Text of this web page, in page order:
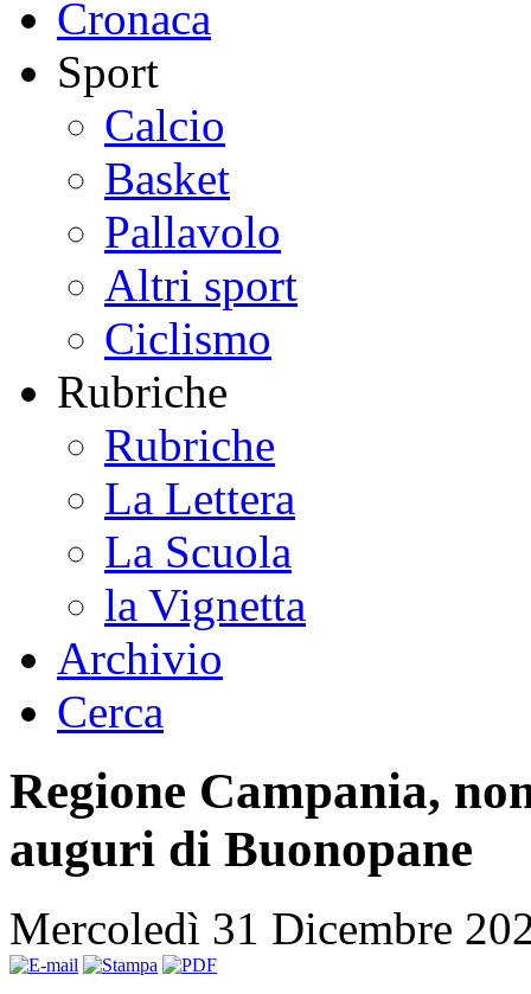
Cronaca
Sport
Calcio
Basket
Pallavolo
Altri sport
Ciclismo
Rubriche
Rubriche
La Lettera
La Scuola
la Vignetta
Archivio
Cerca
Regione Campania,
auguri di Buonopane
Mercoledì 31 Dicembre